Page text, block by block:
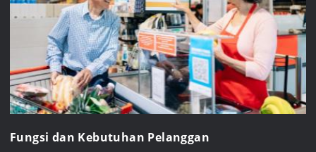
Fungsi dan Kebutuhan Pelanggan